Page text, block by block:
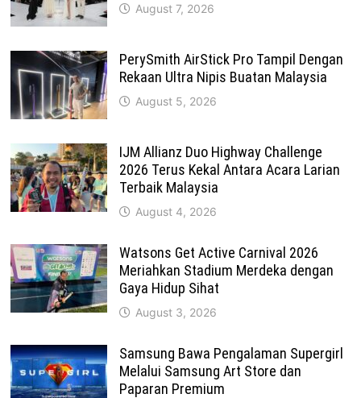
August 7, 2026
PerySmith AirStick Pro Tampil Dengan
Rekaan Ultra Nipis Buatan Malaysia
August 5, 2026
IJM Allianz Duo Highway Challenge
2026 Terus Kekal Antara Acara Larian
Terbaik Malaysia
August 4, 2026
Watsons Get Active Carnival 2026
Meriahkan Stadium Merdeka dengan
Gaya Hidup Sihat
August 3, 2026
Samsung Bawa Pengalaman Supergirl
Melalui Samsung Art Store dan
Paparan Premium